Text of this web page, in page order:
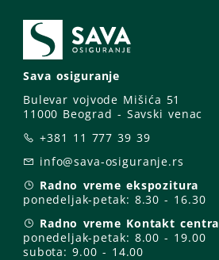
Sava osiguranje
Bulevar vojvode Mišića 51
11000 Beograd - Savski venac
+381 11 777 39 39
info@sava-osiguranje.rs
Radno vreme ekspozitura
ponedeljak-petak: 8.30 - 16.30
Radno vreme Kontakt centra
ponedeljak-petak: 8.00 - 19.00
subota: 9.00 - 14.00